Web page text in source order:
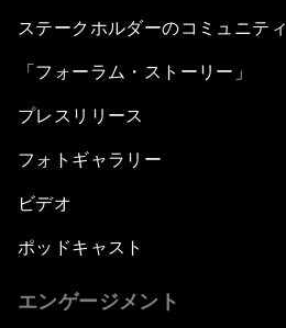
ステークホルダーのコミュニティ
「フォーラム・ストーリー」
プレスリリース
フォトギャラリー
ビデオ
ポッドキャスト
エンゲージメント